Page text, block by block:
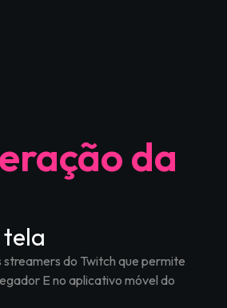
da
tela
do Twitch que permite
E no aplicativo móvel do